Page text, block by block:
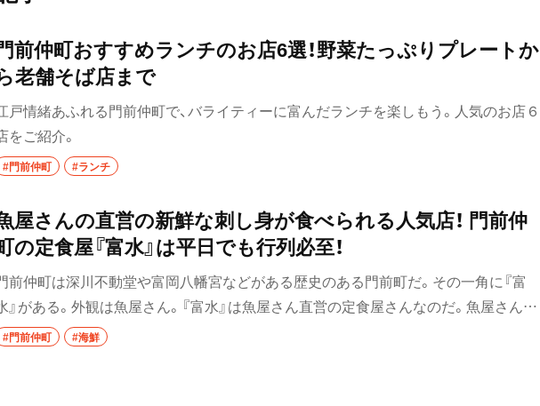
前仲町おすすめランチのお店6選！野菜たっぷりプレートか
老舗そば店まで
戸情緒あふれる門前仲町で、バライティーに富んだランチを楽しもう。人気のお店６
をご紹介。
#門前仲町 #ランチ
屋さんの直営の新鮮な刺し身が食べられる人気店！ 門前仲
の定食屋『富水』は平日でも行列必至！
前仲町は深川不動堂や富岡八幡宮などがある歴史のある門前町だ。その一角に『富
』がある。外観は魚屋さん。『富水』は魚屋さん直営の定食屋さんなのだ。魚屋さんの
側奥に定食屋『富水』の入り口がある。夜も居酒屋として営業しているが、今回はお昼
#門前仲町 #海鮮